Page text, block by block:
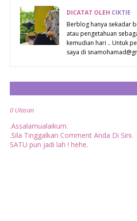
DICATAT OLEH CIKTIE
Berblog hanya sekadar
atau pengetahuan
kemudian hari .. Untuk
saya di
0 Ulasan
.Assalamualaikum.
.Sila Tinggalkan Comment Anda Di Sini.
SATU pun jadi lah ! hehe.